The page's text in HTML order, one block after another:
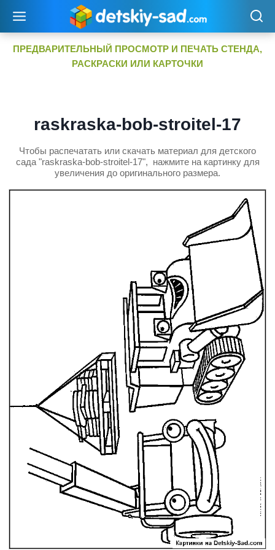
содержимому
ПРЕДВАРИТЕЛЬНЫЙ ПРОСМОТР И ПЕЧАТЬ СТЕНДА,
РАСКРАСКИ ИЛИ КАРТОЧКИ
raskraska-bob-stroitel-17
Чтобы распечатать или скачать материал для детского
сада "raskraska-bob-stroitel-17", нажмите на картинку для
увеличения до оригинального размера.